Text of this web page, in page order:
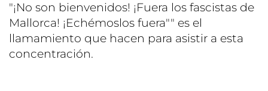
"¡No son bienvenidos! ¡Fuera los fascistas de
Mallorca! ¡Echémoslos fuera"" es el
llamamiento que hacen para asistir a esta
concentración.